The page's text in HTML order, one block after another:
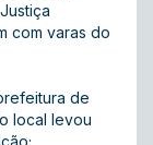
com varas do
de
local levou